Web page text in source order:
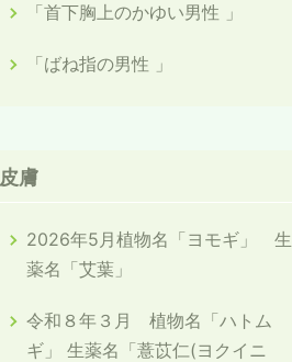
「首下胸上のかゆい男性 」
「ばね指の男性 」
皮膚
2026年5月植物名「ヨモギ」 生
薬名「艾葉」
令和８年３月 植物名「ハトム
ギ」 生薬名「薏苡仁(ヨクイニ